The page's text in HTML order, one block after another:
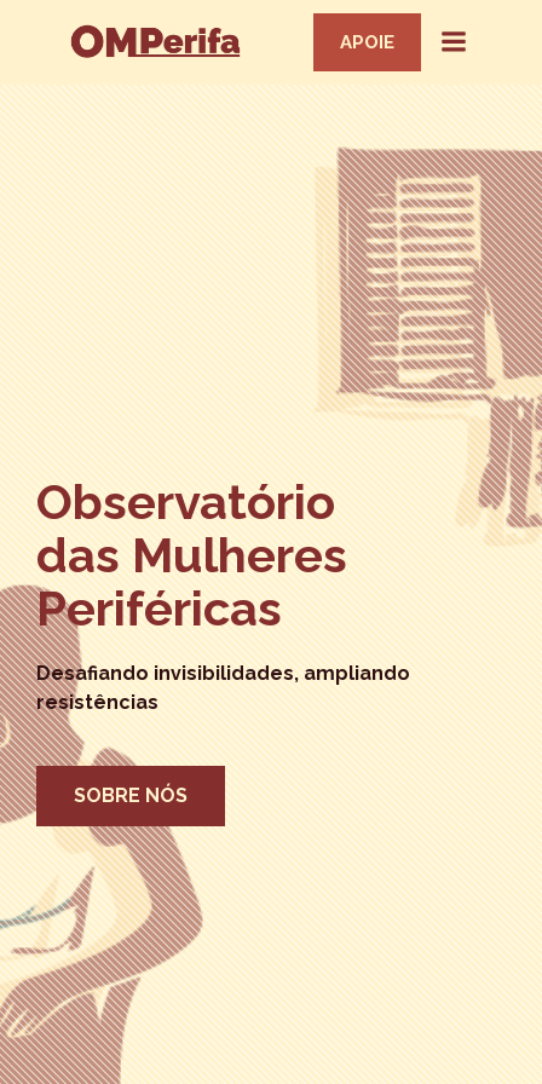
APOIE
Observatório
das Mulheres
Periféricas
Desafiando invisibilidades, ampliando
resistências
SOBRE NÓS